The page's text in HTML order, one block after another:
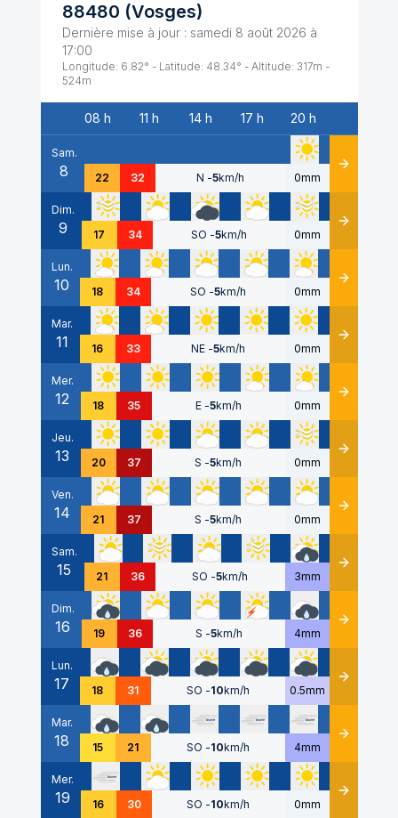
88480 (Vosges)
Dernière mise à jour : samedi 8 août 2026 à
17:00
Longitude: 6.82° - Latitude: 48.34° - Altitude: 317m -
524m
Date
08 h 11 h 14 h 17 h 20 h
Sam.
8 22 32 N -5km/h 0mm Détails
Dim.
9 17 34 SO -5km/h 0mm Détails
Lun.
10 18 34 SO -5km/h 0mm Détails
Mar.
11 16 33 NE -5km/h 0mm Détails
Mer.
12 18 35 E -5km/h 0mm Détails
Jeu.
13 20 37 S -5km/h 0mm Détails
Ven.
14 21 37 S -5km/h 0mm Détails
Sam.
15 21 36 SO -5km/h 3mm Détails
Dim.
16 19 36 S -5km/h 4mm Détails
Lun.
17 18 31 SO -10km/h 0.5mm Détails
Mar.
18 15 21 SO -10km/h 4mm Détails
Mer.
19 16 30 SO -10km/h 0mm Détails